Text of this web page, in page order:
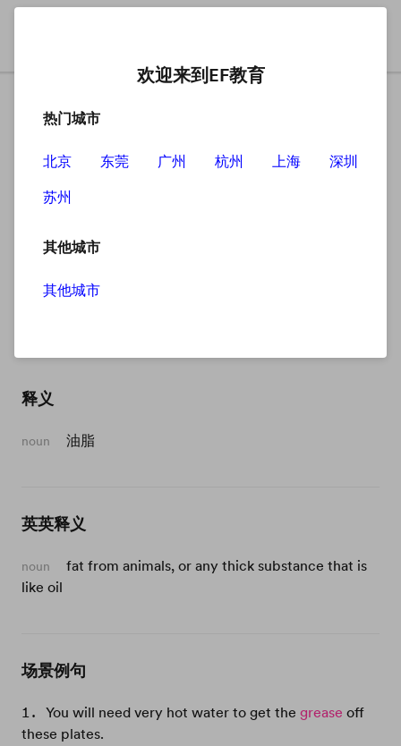
grease
释义
noun 油脂
英英释义
noun
fat from animals, or any thick substance that is
like oil
场景例句
You will need very hot water to get the grease off
these plates.
欢迎来到EF教育
热门城市
北京 东莞 广州 杭州 上海
深圳
苏州
其他城市
其他城市